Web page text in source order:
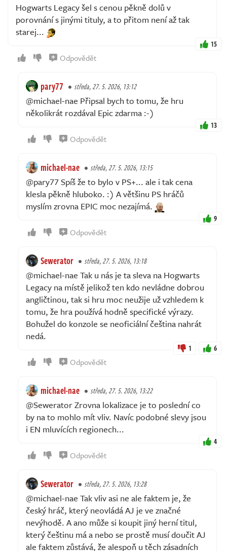
Hogwarts Legacy šel s cenou pěkně dolů v
porovnání s jinými tituly, a to přitom není až tak
starej...
15
Odpovědět
pary77 středa, 27. 5. 2026, 13:12
@michael-nae Připsal bych to tomu, že hru
několikrát rozdával Epic zdarma :-)
13
Odpovědět
michael-nae středa, 27. 5. 2026, 13:15
@pary77 Spíš že to bylo v PS+... ale i tak cena
klesla pěkně hluboko. :) A většinu PS hráčů
myslím zrovna EPIC moc nezajímá.
9
Odpovědět
Sewerator středa, 27. 5. 2026, 13:18
@michael-nae Tak u nás je ta sleva na Hogwarts
Legacy na místě jelikož ten kdo nevládne dobrou
angličtinou, tak si hru moc neužije už vzhledem k
tomu, že hra používá hodně specifické výrazy.
Bohužel do konzole se neoficiální čeština nahrát
nedá.
1 6
Odpovědět
michael-nae středa, 27. 5. 2026, 13:22
@Sewerator Zrovna lokalizace je to poslední co
by na to mohlo mít vliv. Navíc podobné slevy jsou
i EN mluvících regionech...
4
Odpovědět
Sewerator středa, 27. 5. 2026, 13:28
@michael-nae Tak vliv asi ne ale faktem je, že
český hráč, který neovládá AJ je ve značné
nevýhodě. A ano může si koupit jiný herní titul,
který češtinu má a nebo se prostě musí doučit AJ
ale faktem zůstává, že alespoň u těch zásadních